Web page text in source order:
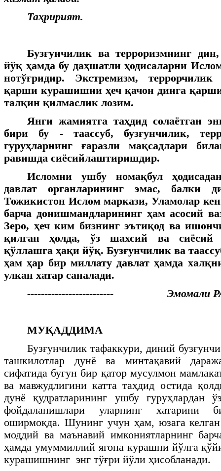
Таҳририят.
Бузғунчилик ва терроризмнинг
йўқ ҳамда бу даҳшатли ҳодисаларни
нотўғридир. Экстремизм,
қарши курашишни ҳеч қачон динга
талқин қилмаслик лозим.
Янги жамиятга таҳдид солаётган
бири бу - таассуб, бузғунчилик,
гуруҳларнинг ғаразли мақсадлари
равишда сиёсийлаштиришдир.
Исломни ушбу номақбул
давлат органларининг эмас, балки
Тожикистон Ислом маркази, Уламолар
барча донишмандларининг ҳам асосий
Зеро, ҳеч ким бизнинг эътиқод ва
қилган ҳолда, ўз шахсий ва сиёсий
қўллашга ҳақи йўқ. Бузғунчилик ва
ҳам ҳар бир миллату давлат ҳамда
улкан хатар саналади.
------------------------- Эмомали
МУҚАДДИМА
Бузғунчилик тафаккури, диний
ташкилотлар дунё ва минтақавий
сифатида бугун бир қатор мусулмон
ва мавжудлигини катта таҳдид остида
дунё қудратларининг ушбу гуруҳлардан
фойдаланишлари уларнинг хатарини
оширмоқда. Шунинг учун ҳам, юзага
моддий ва маънавий имкониятларнинг
ҳамда умуммиллий ягона курашни йўлга
курашишнинг энг тўғри йўли ҳисобланади.